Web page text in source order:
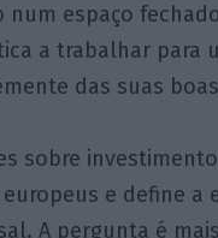
num espaço
a trabalhar
das suas
sobre
e define a
A pergunta é